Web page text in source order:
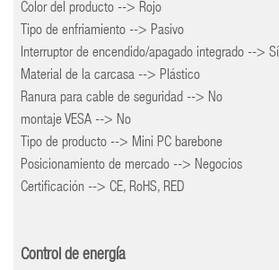
Color del producto --> Rojo
Tipo de enfriamiento --> Pasivo
Interruptor de encendido/apagado integrado --> Sí
Material de la carcasa --> Plástico
Ranura para cable de seguridad --> No
montaje VESA --> No
Tipo de producto --> Mini PC barebone
Posicionamiento de mercado --> Negocios
Certificación --> CE, RoHS, RED
Control de energía